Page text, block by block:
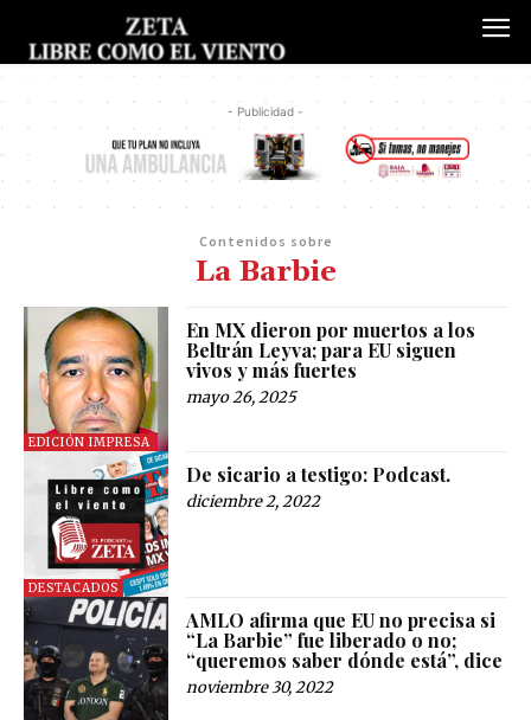
- Publicidad -
Contenidos sobre
La Barbie
EDICIÓN IMPRESA
En MX dieron por muertos a los
Beltrán Leyva; para EU siguen
vivos y más fuertes
mayo 26, 2025
DESTACADOS
De sicario a testigo: Podcast.
diciembre 2, 2022
AMLO afirma que EU no precisa si
“La Barbie” fue liberado o no;
“queremos saber dónde está”, dice
noviembre 30, 2022